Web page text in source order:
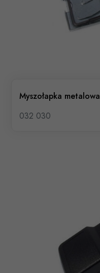
Myszołapka metalowa
032 030